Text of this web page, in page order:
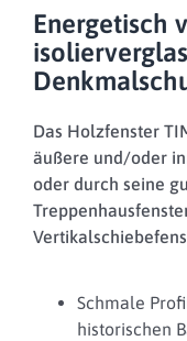
Energetisch
Das Holzfenster
äußere und/oder
oder durch seine
Schmale
historischen